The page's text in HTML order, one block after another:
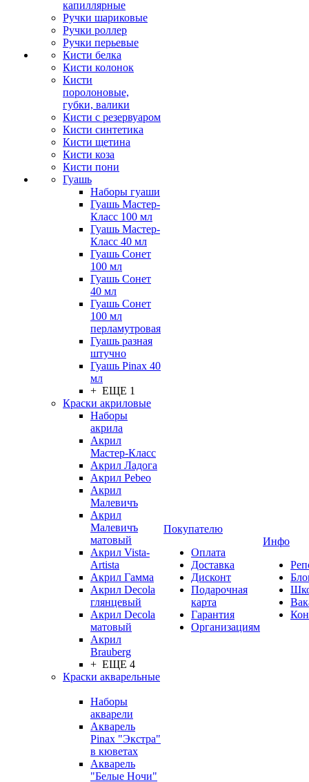
капиллярные
Ручки шариковые
Ручки роллер
Ручки перьевые
Кисти белка
Кисти колонок
Кисти
поролоновые,
губки, валики
Кисти с резервуаром
Кисти синтетика
Кисти щетина
Кисти коза
Кисти пони
Гуашь
Наборы гуаши
Гуашь Мастер-
Класс 100 мл
Гуашь Мастер-
Класс 40 мл
Гуашь Сонет
100 мл
Гуашь Сонет
40 мл
Гуашь Сонет
100 мл
перламутровая
Гуашь разная
штучно
Гуашь Pinax 40
мл
+ ЕЩЕ 1
Краски акриловые
Наборы
акрила
Акрил
Мастер-Класс
Акрил Ладога
Акрил Pebeo
Акрил
Малевичъ
Акрил
Малевичъ
матовый
Акрил Vista-
Artista
Акрил Гамма
Акрил Decola
глянцевый
Акрил Decola
матовый
Акрил
Brauberg
+ ЕЩЕ 4
Краски акварельные
Наборы
акварели
Акварель
Pinax "Экстра"
в кюветах
Акварель
"Белые Ночи"
Покупателю
Оплата
Доставка
Дисконт
Подарочная
карта
Гарантия
Организациям
Инфо